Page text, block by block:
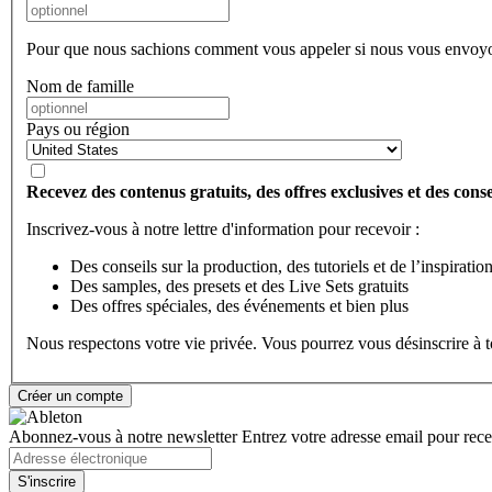
Pour que nous sachions comment vous appeler si nous vous
Nom de famille
Pays ou région
Recevez des contenus gratuits, des offres exclusives et des
Inscrivez-vous à notre lettre d'information pour recevoir :
Des conseils sur la production, des tutoriels et de l’inspiration
Des samples, des presets et des Live Sets gratuits
Des offres spéciales, des événements et bien plus
Nous respectons votre vie privée. Vous pourrez vous désinscrire
Abonnez-vous à notre newsletterEntrez votre adresse email pour